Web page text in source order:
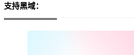
支持黑域：